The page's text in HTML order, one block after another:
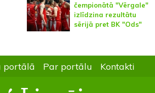
čempionātā "Vērgale"
izlīdzina rezultātu
sērijā pret BK "Ods"
portālā Par portālu Kontakti